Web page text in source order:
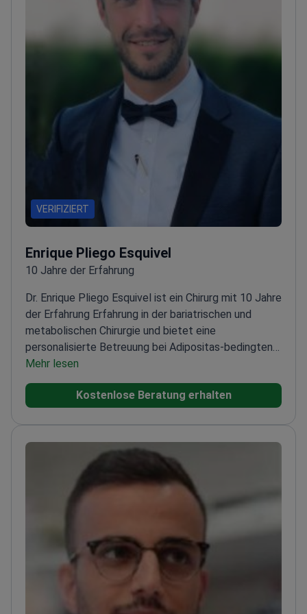
VERIFIZIERT
Enrique Pliego Esquivel
10 Jahre der Erfahrung
Dr. Enrique Pliego Esquivel ist ein Chirurg mit 10 Jahre
der Erfahrung Erfahrung in der bariatrischen und
metabolischen Chirurgie und bietet eine
personalisierte Betreuung bei Adipositas-bedingten
Erkrankungen.
Metabolic and Bariatric Surgery (ASMBS)Zertifiziert
durch das Mexican Board of Obesity Surgery und das
die Behandlung von Adipositas, Diabetes,
Bluthochdruck und gastroösophagealem
Engagiert für eine außergewöhnliche,
individuelle Betreuung jedes Patienten
Mehr lesen
Kostenlose Beratung erhalten